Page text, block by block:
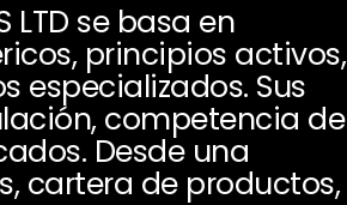
LTD se basa en
principios activos,
Sus
competencia de
Desde una
cartera de productos,